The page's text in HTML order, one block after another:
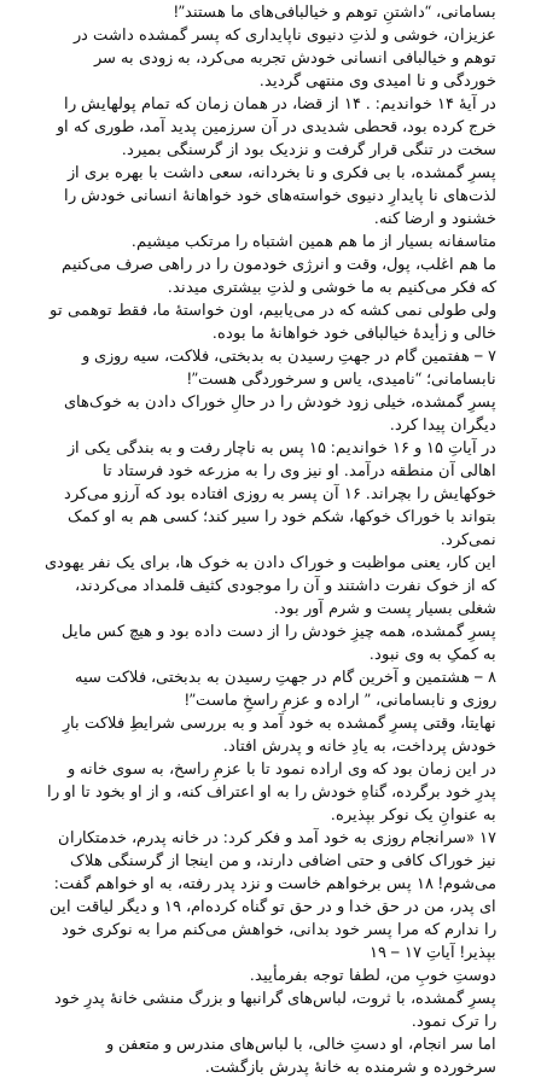
بسامانی، “داشتنِ توهم و خیالبافی‌های ما هستند”!
عزیزان، خوشی و لذتِ دنیوی ناپایداری که پسر گمشده داشت در
توهم و خیالبافی انسانی خودش تجربه می‌‌کرد، به زودی به سر
خوردگی و نا امیدی وی منتهی گردید.
در آیهٔ ۱۴ خواندیم: . ۱۴ از قضا، در همان زمان که تمام پولهایش را
خرج کرده بود، قحطی شدیدی در آن سرزمین پدید آمد، طوری که او
سخت در تنگی قرار گرفت و نزدیک بود از گرسنگی بمیرد.
پسرِ گمشده، با بی‌ فکری و نا بخردانه، سعی داشت با بهره بری از
لذت‌های نا پایدارِ دنیوی خواسته‌های خود خواهانهٔ انسانی خودش را
خشنود و ارضا کنه.
متاسفانه بسیار از ما هم همین اشتباه را مرتکب میشیم.
ما هم اغلب، پول، وقت و انرژی خودمون را در راهی صرف می‌‌کنیم
که فکر می‌‌کنیم به ما خوشی و لذتِ بیشتری میدند.
ولی‌ طولی نمی کشه که در می‌‌یابیم، اون خواستهٔ ما، فقط توهمی تو
خالی و زأیدهٔ خیالبافی خود خواهانهٔ ما بوده.
۷ – هفتمین گام در جهتِ رسیدن به بدبختی، فلاکت، سیه روزی و
نابسامانی؛ “نامیدی، یاس و سرخوردگی هست”!
پسرِ گمشده، خیلی زود خودش را در حالِ خوراک دادن به خوک‌های
دیگران پیدا کرد.
در آیاتِ ۱۵ و ۱۶ خواندیم: ۱۵ پس به ناچار رفت و به بندگی یکی از
اهالی آن منطقه درآمد. او نیز وی را به مزرعه خود فرستاد تا
خوکهایش را بچراند. ۱۶ آن پسر به روزی افتاده بود که آرزو می‌کرد
بتواند با خوراک خوکها، شکم خود را سیر کند؛ کسی هم به او کمک
نمی‌کرد.
این کار، یعنی مواظبت و خوراک دادن به خوک ها، برای یک نفر یهودی
که از خوک نفرت داشتند و آن را موجودی کثیف قلمداد می‌‌کردند،
شغلی بسیار پست و شرم آور بود.
پسرِ گمشده، همه چیزِ خودش را از دست داده بود و هیچ کس مایل
به کمکِ به وی نبود.
۸ – هشتمین و آخرین گام در جهتِ رسیدن به بدبختی، فلاکت سیه
روزی و نابسامانی، ” اراده و عزمِ راسخِ ماست”!
نهایتا، وقتی پسرِ گمشده به خود آمد و به بررسی شرایطِ فلاکت بارِ
خودش پرداخت، به یادِ خانه و پدرش افتاد.
در این زمان بود که وی اراده نمود تا با عزمِ راسخ، به سوی خانه و
پدرِ خود برگرده، گناهِ خودش را به او اعتراف کنه، و از او بخود تا او را
به عنوانِ یک نوکر بپذیره.
۱۷ «سرانجام روزی به خود آمد و فکر کرد: در خانه پدرم، خدمتکاران
نیز خوراک کافی و حتی اضافی دارند، و من اینجا از گرسنگی هلاک
می‌شوم! ۱۸ پس برخواهم خاست و نزد پدر رفته، به او خواهم گفت:
ای پدر، من در حق خدا و در حق تو گناه کرده‌ام، ۱۹ و دیگر لیاقت این
را ندارم که مرا پسر خود بدانی، خواهش می‌کنم مرا به نوکری خود
بپذیر! آیاتِ ۱۷ – ۱۹
دوستِ خوبِ من، لطفا توجه بفرمأیید.
پسرِ گمشده، با ثروت، لباس‌های گرانبها و بزرگ منشی خانهٔ پدرِ خود
را ترک نمود.
اما سر انجام، او دستِ خالی، با لباس‌های مندرس و متعفن و
سرخورده و شرمنده به خانهٔ پدرش بازگشت.